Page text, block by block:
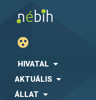
HIVATAL
AKTUÁLIS
ÁLLAT